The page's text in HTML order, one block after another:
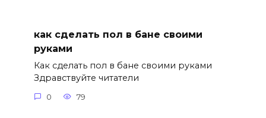
как сделать пол в бане своими
руками
Как сделать пол в бане своими руками
Здравствуйте читатели
0 79